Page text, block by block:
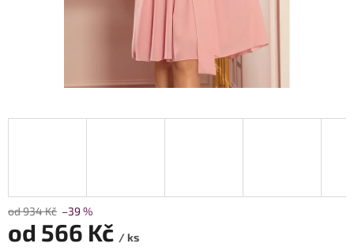
od 934 Kč –39 %
od 566 Kč / ks